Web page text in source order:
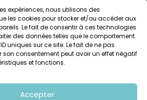
expériences, nous utilisons des
les cookies pour stocker et/ou accéder aux
Le fait de consentir à ces technologies
des données telles que le comportement
uniques sur ce site. Le fait de ne pas
son consentement peut avoir un effet négatif
et fonctions.
Accepter
ICI
de Kerjean, édition 2024
Voir tout